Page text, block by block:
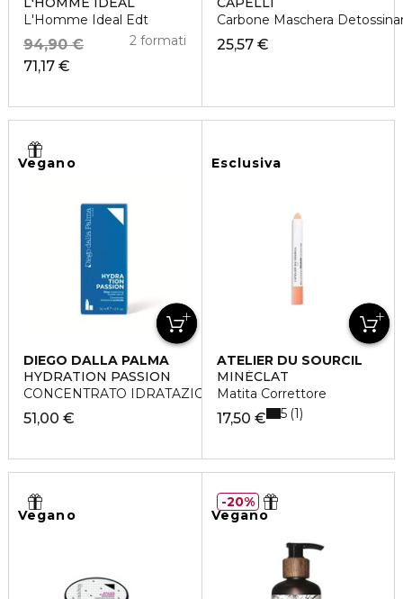
L'Homme Ideal Edt
71,17 €
94,90 € 2 formati
Carbone Maschera
25,57 €
Vegano
DIEGO DALLA PALMA
HYDRATION PASSION
CONCENTRATO IDRATAZIONE PROFONDA
51,00 €
Esclusiva
ATELIER DU SOURCIL
MINÉCLAT
Matita Correttore
17,50 € 5 1
Vegano Vegano
20%